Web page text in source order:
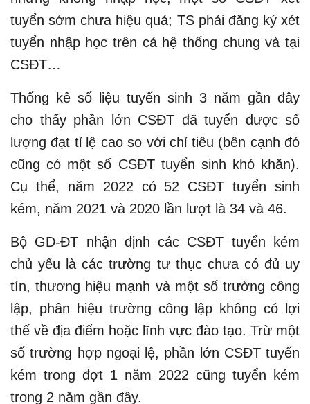
tuyển sớm chưa hiệu quả; TS phải đăng ký xét
tuyển nhập học trên cả hệ thống chung và tại
CSĐT…
Thống kê số liệu tuyển sinh 3 năm gần đây
cho thấy phần lớn CSĐT đã tuyển được số
lượng đạt tỉ lệ cao so với chỉ tiêu (bên cạnh đó
cũng có một số CSĐT tuyển sinh khó khăn).
Cụ thể, năm 2022 có 52 CSĐT tuyển sinh
kém, năm 2021 và 2020 lần lượt là 34 và 46.
Bộ GD-ĐT nhận định các CSĐT tuyển kém
chủ yếu là các trường tư thục chưa có đủ uy
tín, thương hiệu mạnh và một số trường công
lập, phân hiệu trường công lập không có lợi
thế về địa điểm hoặc lĩnh vực đào tạo. Trừ một
số trường hợp ngoại lệ, phần lớn CSĐT tuyển
kém trong đợt 1 năm 2022 cũng tuyển kém
trong 2 năm gần đây.